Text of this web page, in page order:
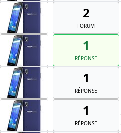
2
FORUM
1
RÉPONSE
1
RÉPONSE
1
RÉPONSE